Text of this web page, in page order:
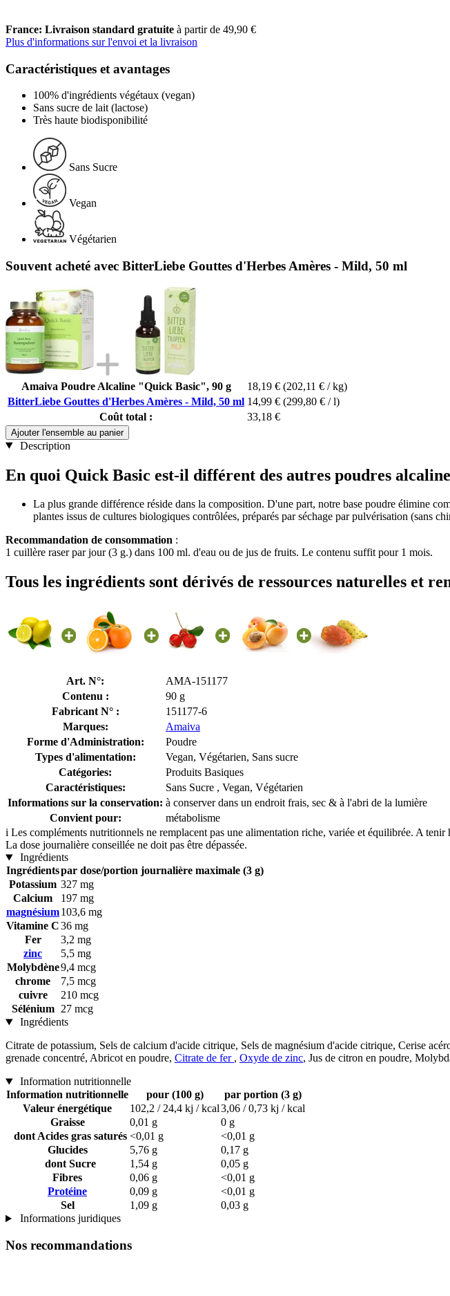
France: Livraison standard gratuite à partir de 49,90 €
Plus d'informations sur l'envoi et la livraison
Caractéristiques et avantages
100% d'ingrédients végétaux (vegan)
Sans sucre de lait (lactose)
Très haute biodisponibilité
Sans Sucre
Vegan
Végétarien
Souvent acheté avec BitterLiebe Gouttes d'Herbes Amères - Mild, 50 ml
Amaiva Poudre Alcaline "Quick Basic", 90 g 18,19 € (202,11 € / kg)
BitterLiebe Gouttes d'Herbes Amères - Mild, 50 ml 14,99 € (299,80 € / l)
Coût total :
33,18 €
Ajouter l'ensemble au panier
Description
En quoi Quick Basic est-il différent des autres poudres
La plus grande différence réside dans la composition. D'une part, notre base poudre élimine
plantes issus de cultures biologiques contrôlées, préparés par séchage par pulvérisation (sans
Recommandation de consommation :
1 cuillère raser par jour (3 g.) dans 100 ml. d'eau ou de jus de fruits. Le contenu suffit pour 1 mois.
Tous les ingrédients sont dérivés de ressources naturelles et
Art. N°:
AMA-151177
Contenu :
90 g
Fabricant N° :
151177-6
Marques:
Amaiva
Forme d'Administration:
Poudre
Types d'alimentation:
Vegan, Végétarien, Sans sucre
Catégories:
Produits Basiques
Caractéristiques:
Sans Sucre , Vegan, Végétarien
Informations sur la conservation: à conserver dans un endroit frais, sec & à l'abri de la lumière
Convient pour:
métabolisme
i Les compléments nutritionnels ne remplacent pas une alimentation riche, variée et équilibrée. A tenir
La dose journalière conseillée ne doit pas être dépassée.
Ingrédients
Ingrédientspar dose/portion journalière maximale (3 g)
Potassium 327 mg
Calcium
197 mg
magnésium103,6 mg
Vitamine C36 mg
Fer
3,2 mg
zinc
5,5 mg
Molybdène9,4 mcg
chrome
7,5 mcg
cuivre
210 mcg
Sélénium
27 mcg
Ingrédients
Citrate de potassium, Sels de calcium d'acide citrique, Sels de magnésium d'acide citrique, Cerise
grenade concentré, Abricot en poudre, Citrate de fer , Oxyde de zinc, Jus de citron en poudre,
Information nutritionnelle
Information nutritionnelle
pour (100 g)
par portion (3 g)
Valeur énergétique
102,2 / 24,4 kj / kcal3,06 / 0,73 kj / kcal
Graisse
0,01 g
0 g
dont Acides gras saturés <0,01 g
<0,01 g
Glucides
5,76 g
0,17 g
dont Sucre
1,54 g
0,05 g
Fibres
0,06 g
<0,01 g
Protéine
0,09 g
<0,01 g
Sel
1,09 g
0,03 g
Informations juridiques
Nos recommandations